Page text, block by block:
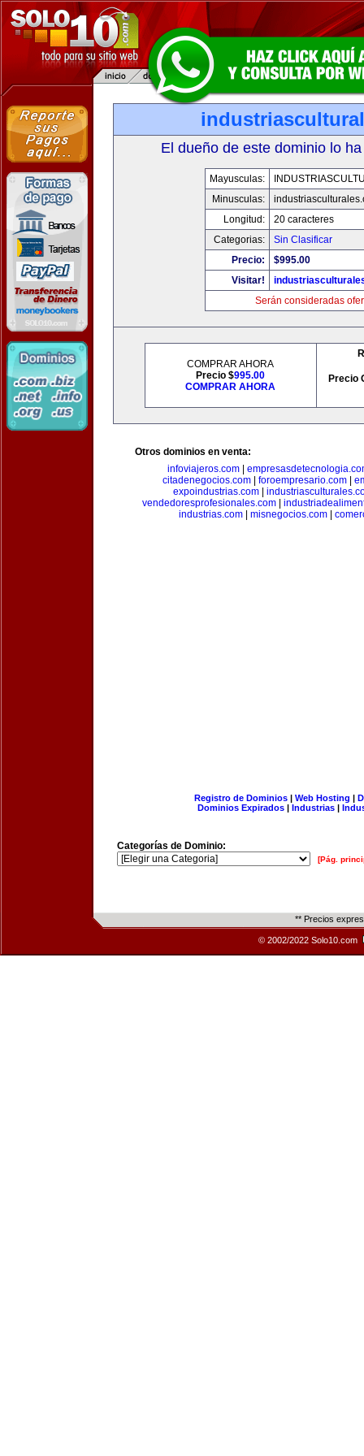
El dueño de este dominio lo
Mayusculas:
Minusculas:
Longitud:
20 caracteres
Categorias:
Sin Clasificar
Precio:
$995.00
Visitar!
Serán consideradas
COMPRAR AHORA
Precio $995.00
COMPRAR AHORA
Precio
Otros dominios en venta:
infoviajeros.com
citadenegocios.com
foroempresario.com
expoindustrias.com
vendedoresprofesionales.com|
industrias.com
misnegocios.com
Registro de Dominios| Web Hosting |
Dominios Expirados | Industrias |
Categorías de Dominio:
[Pág.
** Precios
© 2002/2022 Solo10.com